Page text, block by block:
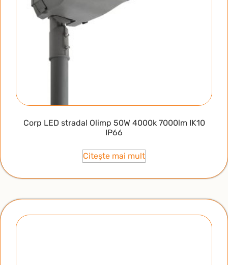
Corp LED stradal Olimp 50W 4000k 7000lm IK10
IP66
Citește mai mult